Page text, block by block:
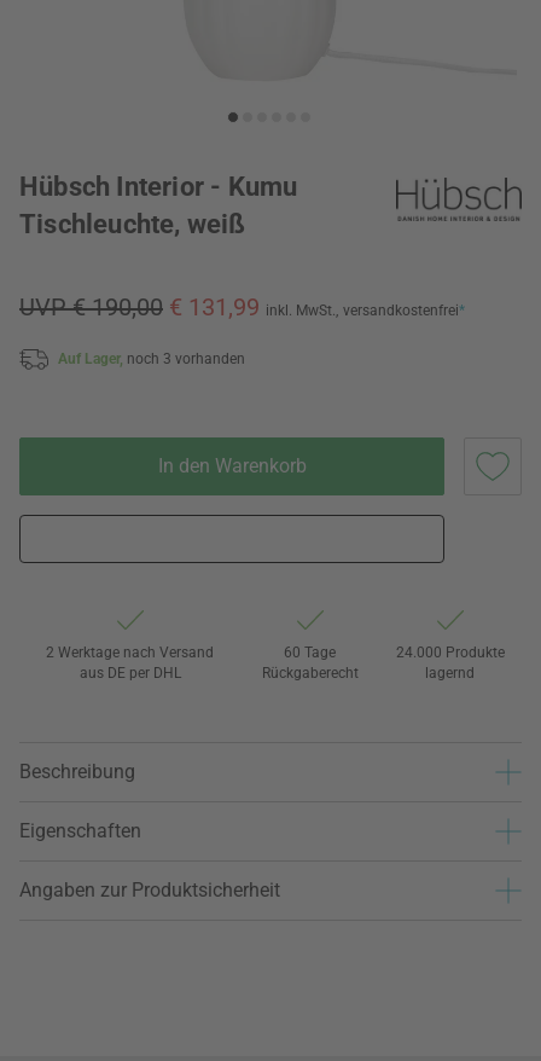
Hübsch Interior - Kumu
Tischleuchte, weiß
UVP € 190,00 € 131,99 inkl. MwSt., versandkostenfrei*
Auf Lager, noch 3 vorhanden
In den Warenkorb
2 Werktage nach Versand
aus DE per DHL
60 Tage
Rückgaberecht
24.000 Produkte
lagernd
Beschreibung
Eigenschaften
Angaben zur Produktsicherheit